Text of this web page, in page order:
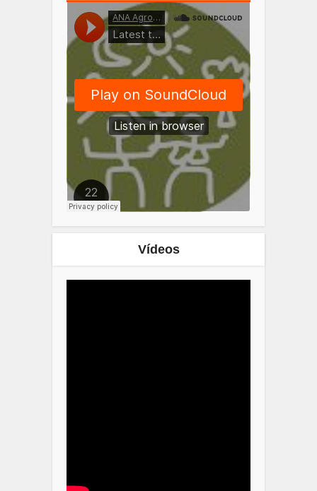
Vídeos